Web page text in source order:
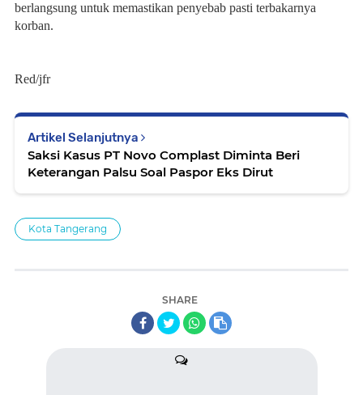
berlangsung untuk memastikan penyebab pasti terbakarnya
korban.
Red/jfr
Artikel Selanjutnya
Saksi Kasus PT Novo Complast Diminta Beri
Keterangan Palsu Soal Paspor Eks Dirut
Kota Tangerang
SHARE